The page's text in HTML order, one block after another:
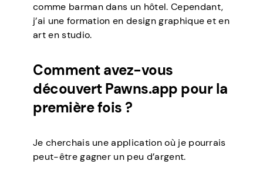
comme barman dans un hôtel. Cependant,
j’ai une formation en design graphique et en
art en studio.
Comment avez-vous
découvert Pawns.app pour la
première fois ?
Je cherchais une application où je pourrais
peut-être gagner un peu d’argent.